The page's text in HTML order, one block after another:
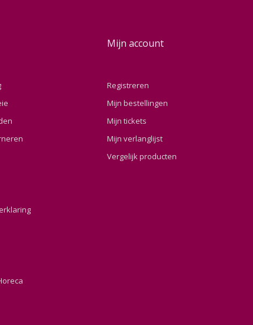
Mijn account
Registreren
Mijn bestellingen
Mijn tickets
Mijn verlanglijst
Vergelijk producten